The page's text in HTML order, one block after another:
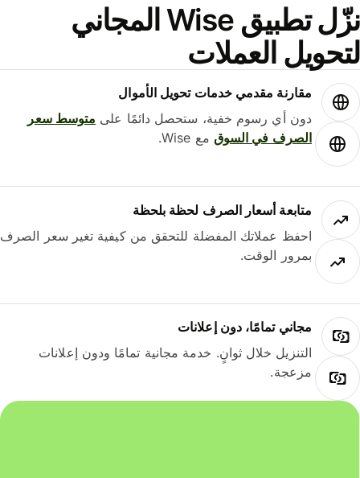
نزّل تطبيق Wise المجاني
العملات
مقارنة مقدمي خدمات تحويل الأموال
دون أي رسوم خفية، ستحصل دائمًا علىمتوسط ​​سعر
الصرف في السوقمع Wise.
متابعة أسعار الصرف لحظة بلحظة
احفظ عملاتك المفضلة للتحقق من كيفية تغير سعر الصرف
بمرور الوقت.
مجاني تمامًا، دون إعلانات
التنزيل خلال ثوانٍ. خدمة مجانية تمامًا ودون إعلانات
مزعجة.